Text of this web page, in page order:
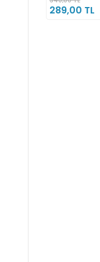
289,00 TL